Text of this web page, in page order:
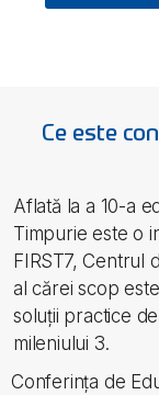
Ce este
Aflată la a 10-a
Timpurie este o
FIRST7, Centrul
al cărei scop
soluții practice
mileniului 3.
Conferința de